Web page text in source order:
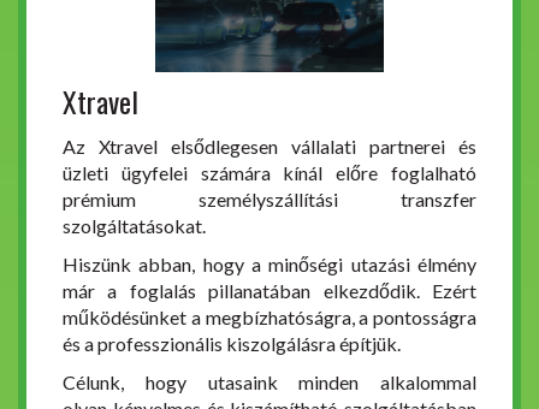
Xtravel
Az Xtravel elsődlegesen vállalati partnerei és
üzleti ügyfelei számára kínál előre foglalható
prémium személyszállítási transzfer
szolgáltatásokat.
Hiszünk abban, hogy a minőségi utazási élmény
már a foglalás pillanatában elkezdődik. Ezért
működésünket a megbízhatóságra, a pontosságra
és a professzionális kiszolgálásra építjük.
Célunk, hogy utasaink minden alkalommal